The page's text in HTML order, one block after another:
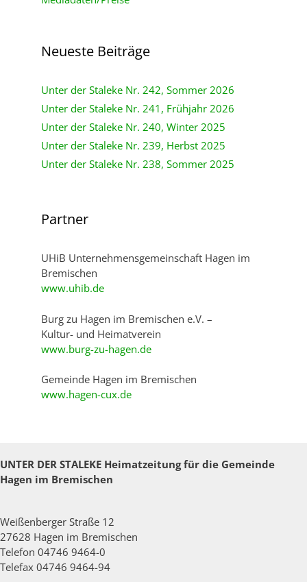
Neueste Beiträge
Unter der Staleke Nr. 242, Sommer 2026
Unter der Staleke Nr. 241, Frühjahr 2026
Unter der Staleke Nr. 240, Winter 2025
Unter der Staleke Nr. 239, Herbst 2025
Unter der Staleke Nr. 238, Sommer 2025
Partner
UHiB Unternehmensgemeinschaft Hagen im
Bremischen
www.uhib.de
Burg zu Hagen im Bremischen e.V. –
Kultur- und Heimatverein
www.burg-zu-hagen.de
Gemeinde Hagen im Bremischen
www.hagen-cux.de
UNTER DER STALEKE Heimatzeitung für die Gemeinde
Hagen im Bremischen
Weißenberger Straße 12
27628 Hagen im Bremischen
Telefon 04746 9464-0
Telefax 04746 9464-94